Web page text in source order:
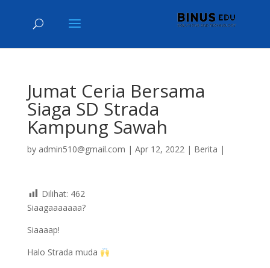
Jumat Ceria Bersama
Siaga SD Strada
Kampung Sawah
by admin510@gmail.com | Apr 12, 2022| Berita |
Dilihat: 462
Siaagaaaaaaa?
Siaaaap!
Halo Strada muda